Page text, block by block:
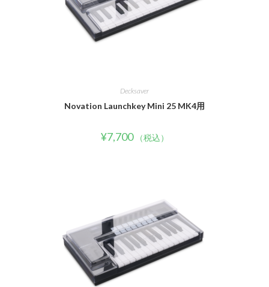
Decksaver
Novation Launchkey Mini 25 MK4用
¥7,700 （税込）